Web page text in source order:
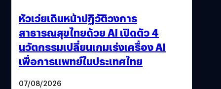
หัวเว่ยเดินหน้าปฏิวัติวงการ
สาธารณสุขไทยด้วย AI เปิดตัว 4
นวัตกรรมเปลี่ยนเกมเร่งเครื่อง AI
เพื่อการแพทย์ในประเทศไทย
07/08/2026